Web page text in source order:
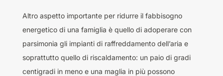
Altro aspetto importante per ridurre il fabbisogno
energetico di una famiglia è quello di adoperare con
parsimonia gli impianti di raffreddamento dell’aria e
soprattutto quello di riscaldamento: un paio di gradi
centigradi in meno e una maglia in più possono